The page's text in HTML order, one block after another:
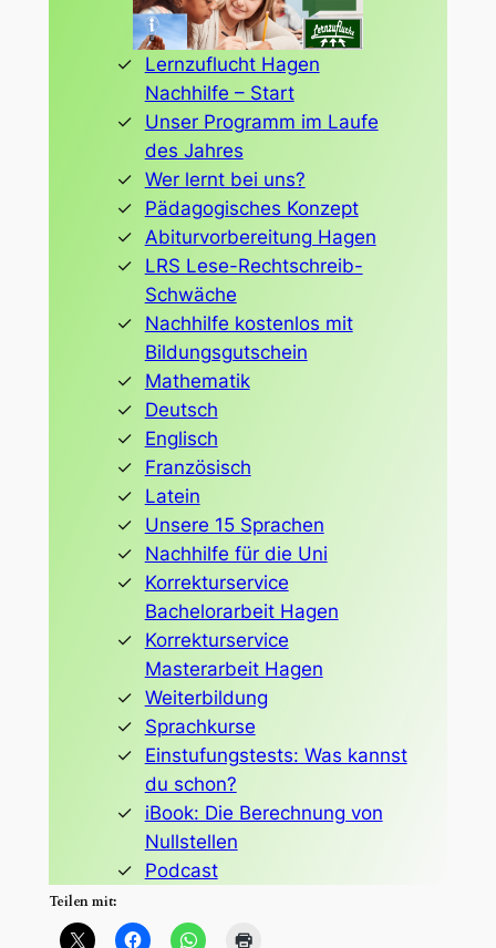
Lernzuflucht Hagen
Nachhilfe – Start
Unser Programm im Laufe
des Jahres
Wer lernt bei uns?
Pädagogisches Konzept
Abiturvorbereitung Hagen
LRS Lese-Rechtschreib-
Schwäche
Nachhilfe kostenlos mit
Bildungsgutschein
Mathematik
Deutsch
Englisch
Französisch
Latein
Unsere 15 Sprachen
Nachhilfe für die Uni
Korrekturservice
Bachelorarbeit Hagen
Korrekturservice
Masterarbeit Hagen
Weiterbildung
Sprachkurse
Einstufungstests: Was kannst
du schon?
iBook: Die Berechnung von
Nullstellen
Podcast
Teilen mit: